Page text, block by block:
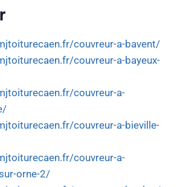
couvreur-a-bavent/
couvreur-a-bayeux-
couvreur-a-
couvreur-a-bieville-
couvreur-a-
orne-2/